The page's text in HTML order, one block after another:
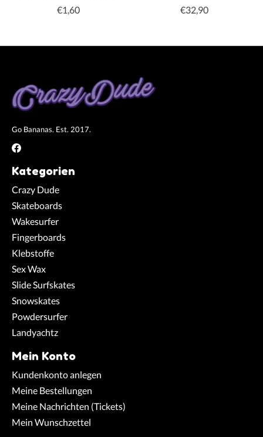
€1,60 €32,90
Go Bananas. Est. 2017.
Kategorien
Crazy Dude
Skateboards
Wakesurfer
Fingerboards
Klebstoffe
Sex Wax
Slide Surfskates
Snowskates
Powdersurfer
Landyachtz
Mein Konto
Kundenkonto anlegen
Meine Bestellungen
Meine Nachrichten (Tickets)
Mein Wunschzettel